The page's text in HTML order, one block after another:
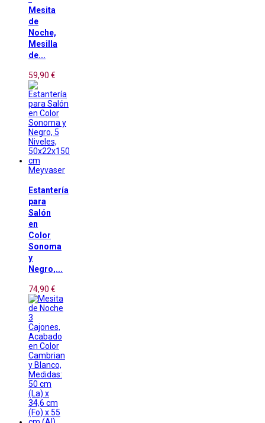
Mesita
de
Noche,
Mesilla
de...
59,90 €
Meyvaser
Estantería
para
Salón
en
Color
Sonoma
y
Negro,...
74,90 €